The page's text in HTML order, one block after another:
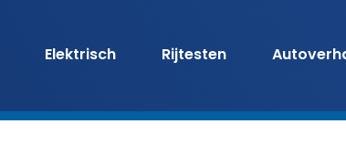
Elektrisch Rijtesten